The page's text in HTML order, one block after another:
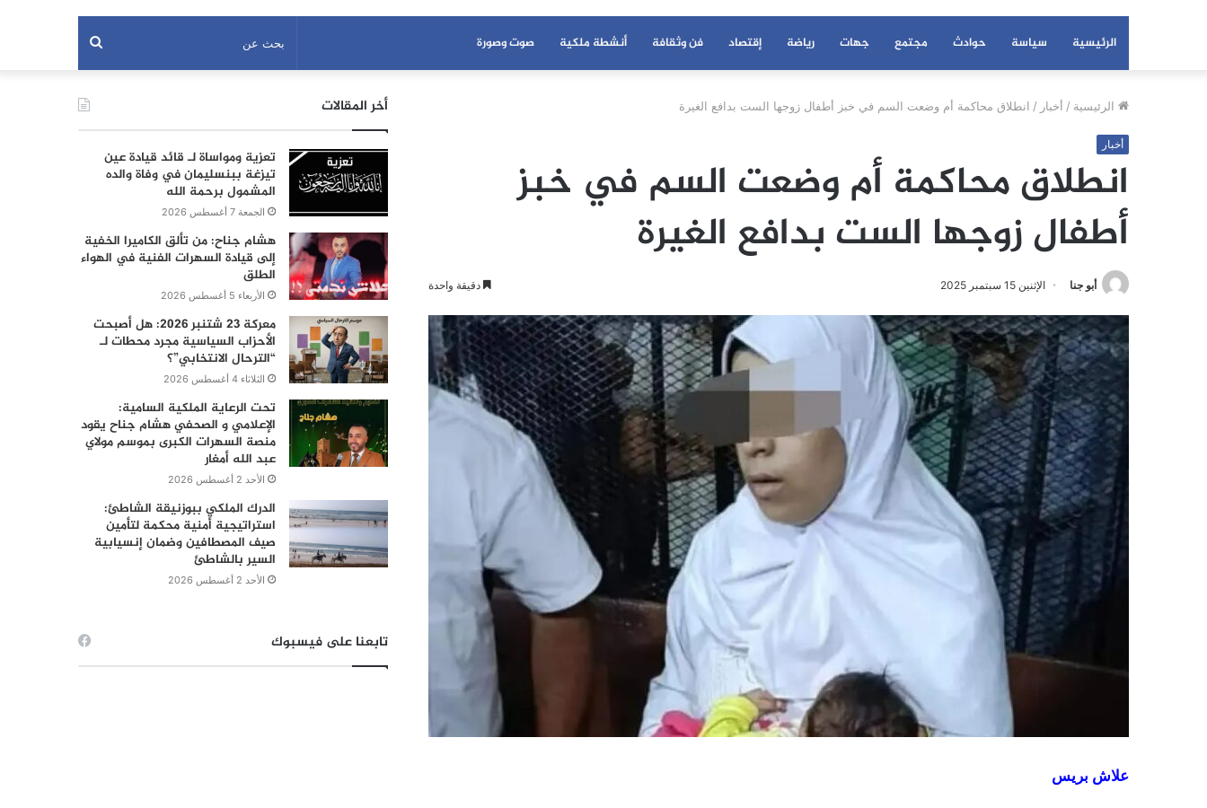
الرئيسية سياسة حوادث مجتمع جهات رياضة إقتصاد فن وثقافة أنشطة ملكية صوت وصورة بحث
عن
الرئيسية / أخبار / انطلاق محاكمة أم وضعت السم في خبز أطفال زوجها الست بدافع الغيرة
أخبار
انطلاق محاكمة أم وضعت السم في خبز
أطفال زوجها الست بدافع الغيرة
أبو جنا الإثنين 15 سبتمبر 2025 دقيقة واحدة
علاش بريس
أخر المقالات
تعزية ومواساة لـ قائد قيادة عين
تيزغة ببنسليمان في وفاة والده
المشمول برحمة الله
الجمعة 7 أغسطس 2026
هشام جناح: من تألق الكاميرا الخفية
إلى قيادة السهرات الفنية في الهواء
الطلق
الأربعاء 5 أغسطس 2026
معركة 23 شتنبر 2026: هل أصبحت
الأحزاب السياسية مجرد محطات لـ
“الترحال الانتخابي”؟
الثلاثاء 4 أغسطس 2026
تحت الرعاية الملكية السامية:
الإعلامي و الصحفي هشام جناح يقود
منصة السهرات الكبرى بموسم مولاي
عبد الله أمغار
الأحد 2 أغسطس 2026
الدرك الملكي ببوزنيقة الشاطئ:
استراتيجية أمنية محكمة لتأمين
صيف المصطافين وضمان إنسيابية
السير بالشاطئ
الأحد 2 أغسطس 2026
تابعنا على فيسبوك